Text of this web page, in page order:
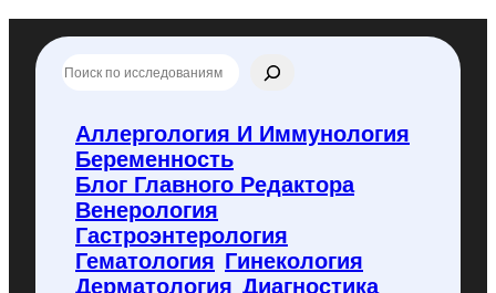
о
Аллергология И Иммунология
Беременность
Блог Главного Редактора
Венерология
Гастроэнтерология
Гематология Гинекология
Дерматология Диагностика